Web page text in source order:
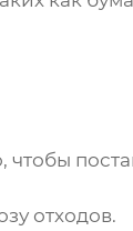
чтобы
отходов.